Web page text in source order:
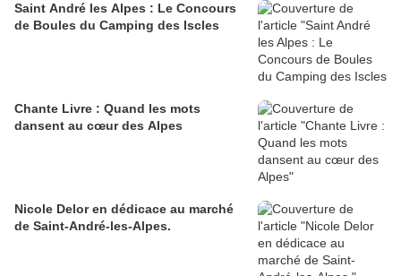
Saint André les Alpes : Le Concours
de Boules du Camping des Iscles
Chante Livre : Quand les mots
dansent au cœur des Alpes
Nicole Delor en dédicace au marché
de Saint-André-les-Alpes.